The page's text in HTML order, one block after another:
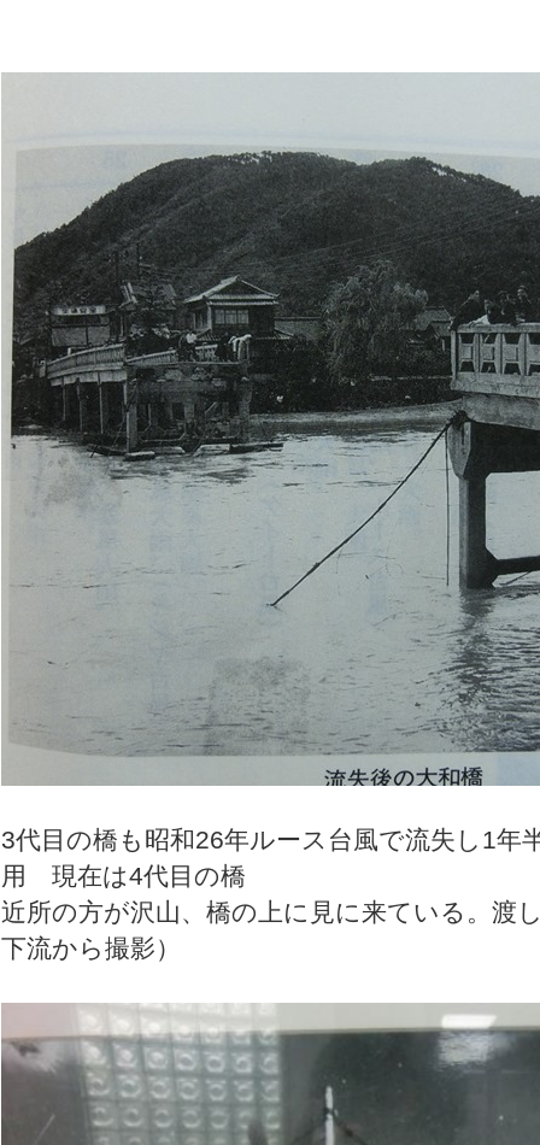
3代目の橋も昭和26年ルース台風で流失し1年
用 現在は4代目の橋
近所の方が沢山、橋の上に見に来ている。
下流から撮影）